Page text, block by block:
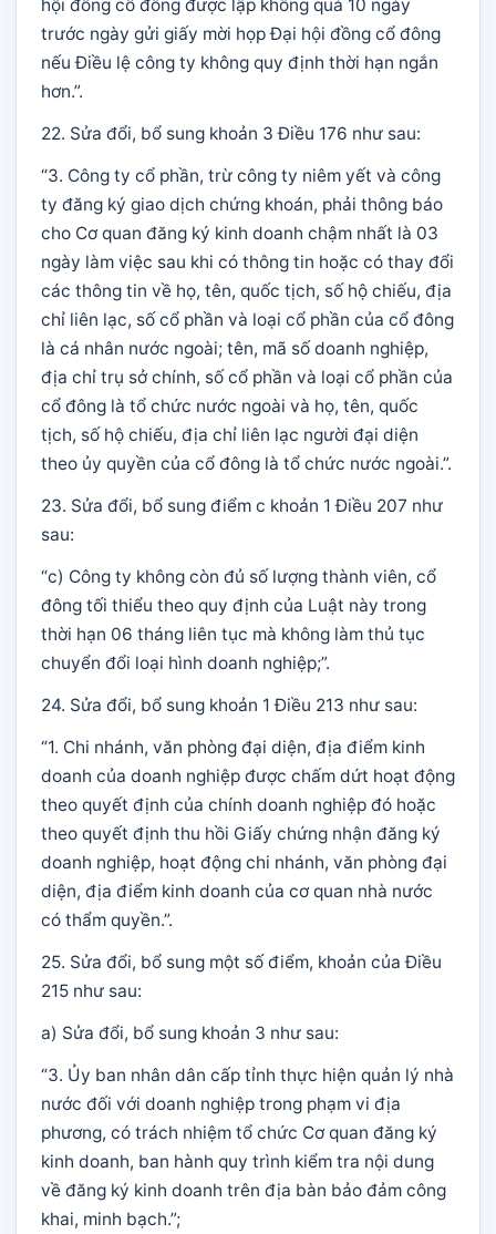
hội đồng cổ đông được lập không quá 10 ngày
trước ngày gửi giấy mời họp Đại hội đồng cổ đông
nếu Điều lệ công ty không quy định thời hạn ngắn
hơn.”.
22. Sửa đổi, bổ sung khoản 3 Điều 176 như sau:
“3. Công ty cổ phần, trừ công ty niêm yết và công
ty đăng ký giao dịch chứng khoán, phải thông báo
cho Cơ quan đăng ký kinh doanh chậm nhất là 03
ngày làm việc sau khi có thông tin hoặc có thay đổi
các thông tin về họ, tên, quốc tịch, số hộ chiếu, địa
chỉ liên lạc, số cổ phần và loại cổ phần của cổ đông
là cá nhân nước ngoài; tên, mã số doanh nghiệp,
địa chỉ trụ sở chính, số cổ phần và loại cổ phần của
cổ đông là tổ chức nước ngoài và họ, tên, quốc
tịch, số hộ chiếu, địa chỉ liên lạc người đại diện
theo ủy quyền của cổ đông là tổ chức nước ngoài.”.
23. Sửa đổi, bổ sung điểm c khoản 1 Điều 207 như
sau:
“c) Công ty không còn đủ số lượng thành viên, cổ
đông tối thiểu theo quy định của Luật này trong
thời hạn 06 tháng liên tục mà không làm thủ tục
chuyển đổi loại hình doanh nghiệp;”.
24. Sửa đổi, bổ sung khoản 1 Điều 213 như sau:
“1. Chi nhánh, văn phòng đại diện, địa điểm kinh
doanh của doanh nghiệp được chấm dứt hoạt động
theo quyết định của chính doanh nghiệp đó hoặc
theo quyết định thu hồi Giấy chứng nhận đăng ký
doanh nghiệp, hoạt động chi nhánh, văn phòng đại
diện, địa điểm kinh doanh của cơ quan nhà nước
có thẩm quyền.”.
25. Sửa đổi, bổ sung một số điểm, khoản của Điều
215 như sau:
a) Sửa đổi, bổ sung khoản 3 như sau:
“3. Ủy ban nhân dân cấp tỉnh thực hiện quản lý nhà
nước đối với doanh nghiệp trong phạm vi địa
phương, có trách nhiệm tổ chức Cơ quan đăng ký
kinh doanh, ban hành quy trình kiểm tra nội dung
về đăng ký kinh doanh trên địa bàn bảo đảm công
khai, minh bạch.”;